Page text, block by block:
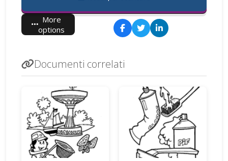
More
options
Documenti correlati